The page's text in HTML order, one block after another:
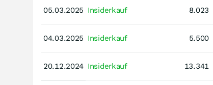
05.03.2025
04.03.2025
20.12.2024
05.03.2025 Insiderkauf 8.023
04.03.2025 Insiderkauf 5.500
20.12.2024 Insiderkauf 13.341